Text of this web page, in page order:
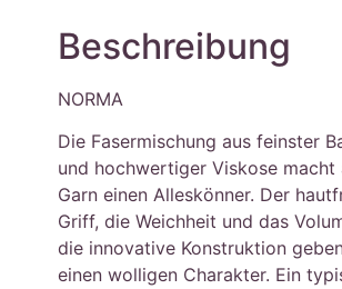
Beschreibung
NORMA
Die Fasermischung aus feinster
und hochwertiger Viskose macht
Garn einen Alleskönner. Der
Griff, die Weichheit und das
die innovative Konstruktion
einen wolligen Charakter. Ein